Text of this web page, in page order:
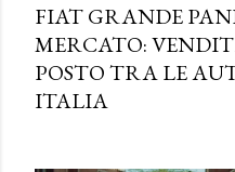
FIAT GRANDE
MERCATO:
POSTO TRA LE
ITALIA